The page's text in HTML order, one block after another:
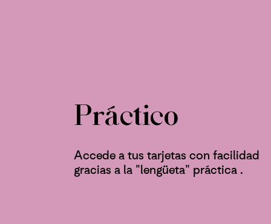
Práctico
Accede a tus tarjetas con facilidad
gracias a la "lengüeta" práctica .